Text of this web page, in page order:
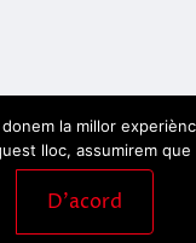
la millor
lloc, assumirem que
D'acord